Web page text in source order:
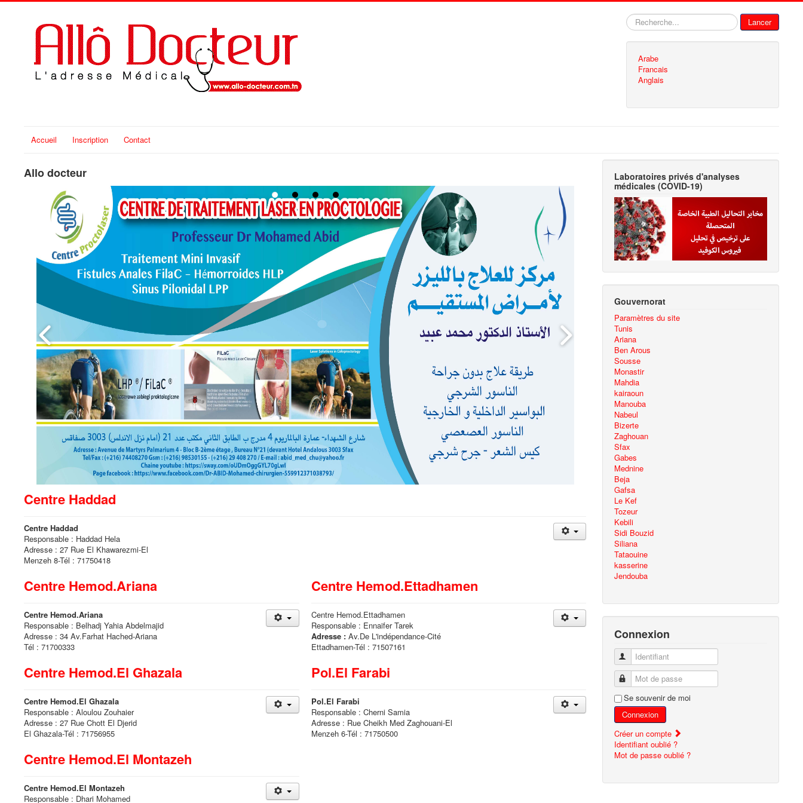
Rechercher Lancer
Arabe
Francais
Anglais
Accueil Inscription Contact
Allo docteur
Centre Haddad
Centre Haddad
Responsable : Haddad Hela
Adresse : 27 Rue El Khawarezmi-El
Menzeh 8-Tél : 71750418
Centre Hemod.Ariana
Centre Hemod.Ariana
Responsable : Belhadj Yahia Abdelmajid
Adresse : 34 Av.Farhat Hached-Ariana
Tél : 71700333
Centre Hemod.Ettadhamen
Centre Hemod.Ettadhamen
Responsable : Ennaifer Tarek
Adresse :Av.De L'indépendance-Cité
Ettadhamen-Tél : 71507161
Centre Hemod.El Ghazala
Centre Hemod.El Ghazala
Responsable : Aloulou Zouhaier
Adresse : 27 Rue Chott El Djerid
El Ghazala-Tél : 71756955
Pol.El Farabi
Pol.El Farabi
Responsable : Cherni Samia
Adresse : Rue Cheikh Med Zaghouani-El
Menzeh 6-Tél : 71750500
Centre Hemod.El Montazeh
Centre Hemod.El Montazeh
Responsable : Dhari Mohamed
Laboratoires privés d'analyses
médicales (COVID-19)
Gouvernorat
Paramètres du site
Tunis
Ariana
Ben Arous
Sousse
Monastir
Mahdia
kairaoun
Manouba
Nabeul
Bizerte
Zaghouan
Sfax
Gabes
Mednine
Beja
Gafsa
Le Kef
Tozeur
Kebili
Sidi Bouzid
Siliana
Tataouine
kasserine
Jendouba
Connexion
Identifiant
Mot de passe
Se souvenir de moi
Connexion
Créer un compte
Identifiant oublié ?
Mot de passe oublié ?